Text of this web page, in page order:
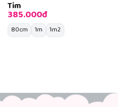
Tim
385.000đ
80cm 1m 1m2